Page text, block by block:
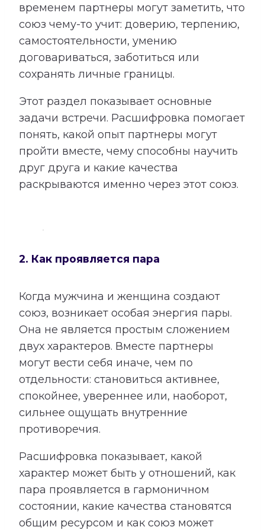
временем партнеры могут заметить, что
союз чему-то учит: доверию, терпению,
самостоятельности, умению
договариваться, заботиться или
сохранять личные границы.
Этот раздел показывает основные
задачи встречи. Расшифровка помогает
понять, какой опыт партнеры могут
пройти вместе, чему способны научить
друг друга и какие качества
раскрываются именно через этот союз.
2. Как проявляется пара
Когда мужчина и женщина создают
союз, возникает особая энергия пары.
Она не является простым сложением
двух характеров. Вместе партнеры
могут вести себя иначе, чем по
отдельности: становиться активнее,
спокойнее, увереннее или, наоборот,
сильнее ощущать внутренние
противоречия.
Расшифровка показывает, какой
характер может быть у отношений, как
пара проявляется в гармоничном
состоянии, какие качества становятся
общим ресурсом и как союз может